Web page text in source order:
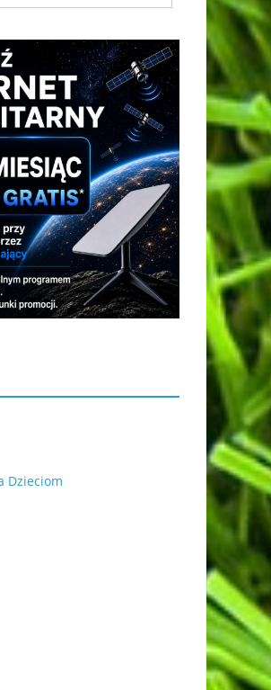
Dzieciom